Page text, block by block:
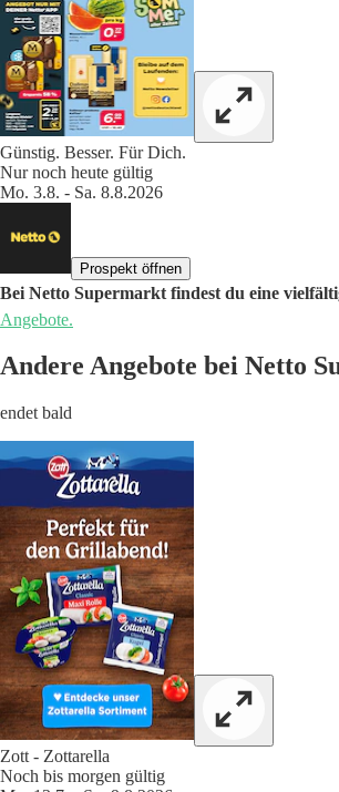
Günstig. Besser. Für Dich.
Nur noch heute gültig
Mo. 3.8. - Sa. 8.8.2026
Prospekt öffnen
Bei Netto Supermarkt findest du eine
Angebote.
Andere Angebote bei Netto
endet bald
Zott - Zottarella
Noch bis morgen gültig